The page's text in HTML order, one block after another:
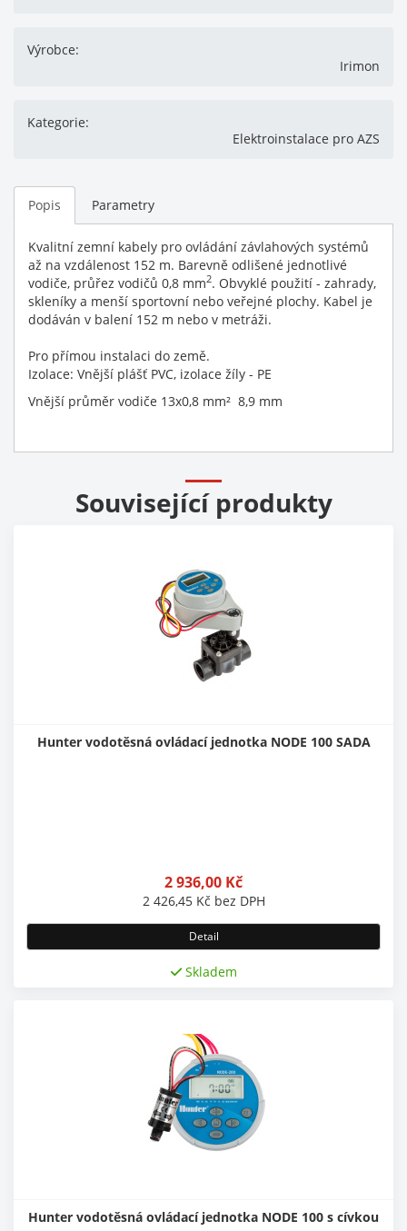
Výrobce:
Irimon
Kategorie:
Elektroinstalace pro AZS
Popis Parametry
Kvalitní zemní kabely pro ovládání závlahových systémů
až na vzdálenost 152 m. Barevně odlišené jednotlivé
vodiče, průřez vodičů 0,8 mm2. Obvyklé použití - zahrady,
skleníky a menší sportovní nebo veřejné plochy. Kabel je
dodáván v balení 152 m nebo v metráži.
Pro přímou instalaci do země.
Izolace: Vnější plášť PVC, izolace žíly - PE
Vnější průměr vodiče 13x0,8 mm² 8,9 mm
Související produkty
Hunter vodotěsná ovládací jednotka NODE 100 SADA
2 936,00 Kč
2 426,45 Kč bez DPH
Detail
Skladem
Hunter vodotěsná ovládací jednotka NODE 100 s cívkou